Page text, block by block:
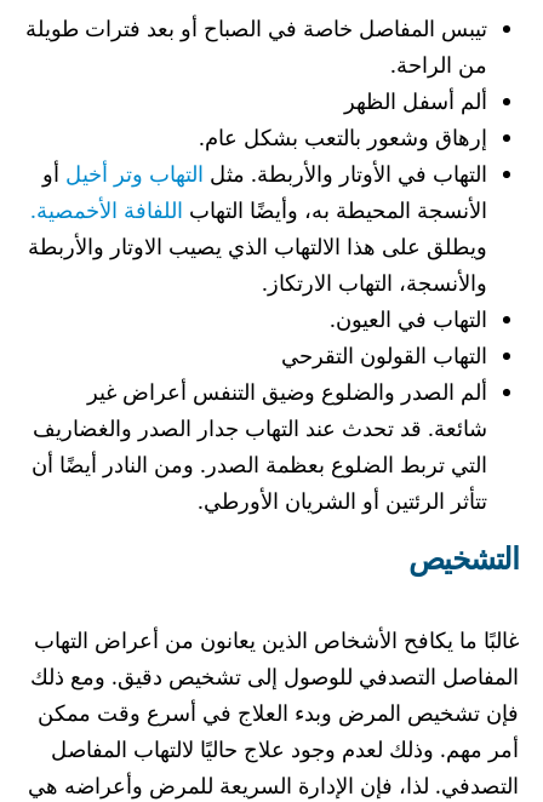
تيبس المفاصل خاصة في الصباح أو بعد فترات طويلة
من الراحة.
ألم أسفل الظهر
إرهاق وشعور بالتعب بشكل عام.
التهاب في الأوتار والأربطة. مثل التهاب وتر أخيل أو
الأنسجة المحيطة به، وأيضًا التهاب اللفافة الأخمصية.
ويطلق على هذا الالتهاب الذي يصيب الاوتار والأربطة
والأنسجة، التهاب الارتكاز.
التهاب في العيون.
التهاب القولون التقرحي
ألم الصدر والضلوع وضيق التنفس أعراض غير
شائعة. قد تحدث عند التهاب جدار الصدر والغضاريف
التي تربط الضلوع بعظمة الصدر. ومن النادر أيضًا أن
تتأثر الرئتين أو الشريان الأورطي.
التشخيص
غالبًا ما يكافح الأشخاص الذين يعانون من أعراض التهاب
المفاصل التصدفي للوصول إلى تشخيص دقيق. ومع ذلك
فإن تشخيص المرض وبدء العلاج في أسرع وقت ممكن
أمر مهم. وذلك لعدم وجود علاج حاليًا لالتهاب المفاصل
التصدفي. لذا، فإن الإدارة السريعة للمرض وأعراضه هي